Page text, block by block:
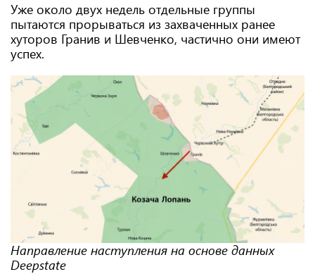
Уже около двух недель отдельные группы
пытаются прорываться из захваченных ранее
хуторов Гранив и Шевченко, частично они имеют
успех.
Направление наступления на основе данных
Deepstate